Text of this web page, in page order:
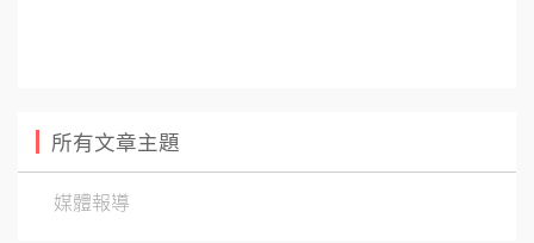
所有文章主題
媒體報導